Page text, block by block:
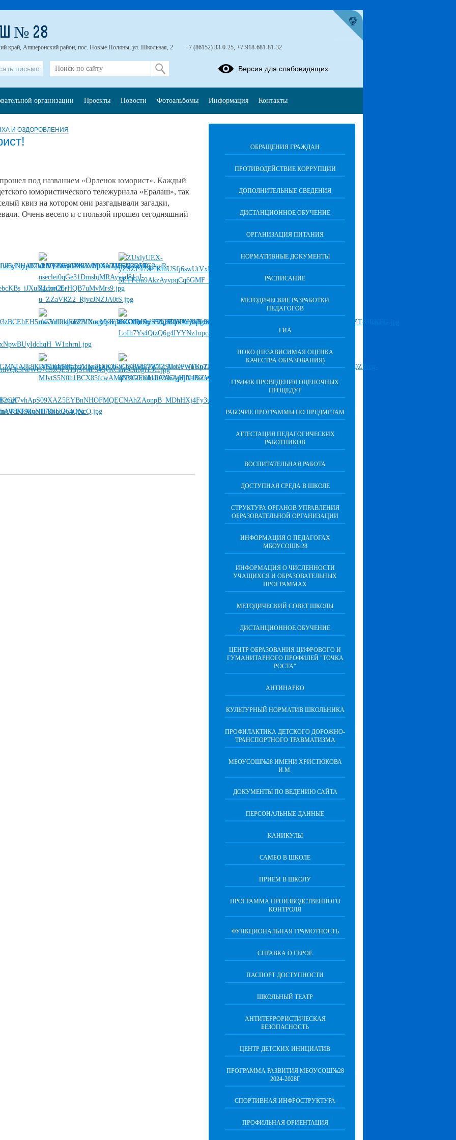
И ОЗДОРОВЛЕНИЯ
под названием «Орленок юморист». Каждый
юмористического тележурнала «Ералаш», так
квиз на котором они разгадывали загадки,
Очень весело и с пользой прошел сегодняшний
ОБРАЩЕНИЯ ГРАЖДАН
ПРОТИВОДЕЙСТВИЕ КОРРУПЦИИ
ДОПОЛНИТЕЛЬНЫЕ СВЕДЕНИЯ
ДИСТАНЦИОННОЕ ОБУЧЕНИЕ
ОРГАНИЗАЦИЯ ПИТАНИЯ
НОРМАТИВНЫЕ ДОКУМЕНТЫ
РАСПИСАНИЕ
МЕТОДИЧЕСКИЕ РАЗРАБОТКИ
ПЕДАГОГОВ
ГИА
НОКО (НЕЗАВИСИМАЯ ОЦЕНКА
КАЧЕСТВА ОБРАЗОВАНИЯ)
ГРАФИК ПРОВЕДЕНИЯ ОЦЕНОЧНЫХ
ПРОЦЕДУР
РАБОЧИЕ ПРОГРАММЫ ПО ПРЕДМЕТАМ
АТТЕСТАЦИЯ ПЕДАГОГИЧЕСКИХ
РАБОТНИКОВ
ВОСПИТАТЕЛЬНАЯ РАБОТА
ДОСТУПНАЯ СРЕДА В ШКОЛЕ
СТРУКТУРА ОРГАНОВ УПРАВЛЕНИЯ
ОБРАЗОВАТЕЛЬНОЙ ОРГАНИЗАЦИИ
ИНФОРМАЦИЯ О ПЕДАГОГАХ
МБОУСОШ№28
ИНФОРМАЦИЯ О ЧИСЛЕННОСТИ
УЧАЩИХСЯ И ОБРАЗОВАТЕЛЬНЫХ
ПРОГРАММАХ
МЕТОДИЧЕСКИЙ СОВЕТ ШКОЛЫ
ДИСТАНЦИОННОЕ ОБУЧЕНИЕ
ЦЕНТР ОБРАЗОВАНИЯ ЦИФРОВОГО И
ГУМАНИТАРНОГО ПРОФИЛЕЙ "ТОЧКА
РОСТА"
АНТИНАРКО
КУЛЬТУРНЫЙ НОРМАТИВ ШКОЛЬНИКА
ПРОФИЛАКТИКА ДЕТСКОГО ДОРОЖНО-
ТРАНСПОРТНОГО ТРАВМАТИЗМА
МБОУСОШ№28 ИМЕНИ ХРИСТЮКОВА
И.М.
ДОКУМЕНТЫ ПО ВЕДЕНИЮ САЙТА
ПЕРСОНАЛЬНЫЕ ДАННЫЕ
КАНИКУЛЫ
САМБО В ШКОЛЕ
ПРИЕМ В ШКОЛУ
ПРОГРАММА ПРОИЗВОДСТВЕННОГО
КОНТРОЛЯ
ФУНКЦИОНАЛЬНАЯ ГРАМОТНОСТЬ
СПРАВКА О ГЕРОЕ
ПАСПОРТ ДОСТУПНОСТИ
ШКОЛЬНЫЙ ТЕАТР
АНТИТЕРРОРИСТИЧЕСКАЯ
БЕЗОПАСНОСТЬ
ЦЕНТР ДЕТСКИХ ИНИЦИАТИВ
ПРОГРАММА РАЗВИТИЯ МБОУСОШ№28
2024-2028Г
СПОРТИВНАЯ ИНФРОСТРУКТУРА
ПРОФИЛЬНАЯ ОРИЕНТАЦИЯ
№ 28
край, Апшеронский район, пос. Новые Поляны, ул. Школьная, 2 +7 (86152) 33-0-25, +7-918-681-81-32
письмо Версия для слабовидящих
организации Проекты Новости Фотоальбомы Информация Контакты